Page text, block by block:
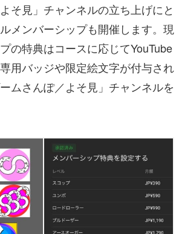
そ見」チャンネルの立ち上げにと
メンバーシップも開催します。現
の特典はコースに応じてYouTube
用バッジや限定絵文字が付与され
ムさんぽ／よそ見」チャンネルを